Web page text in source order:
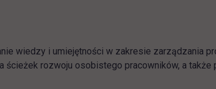
wiedzy i umiejętności w zakresie zarządzania
ścieżek rozwoju osobistego pracowników, a